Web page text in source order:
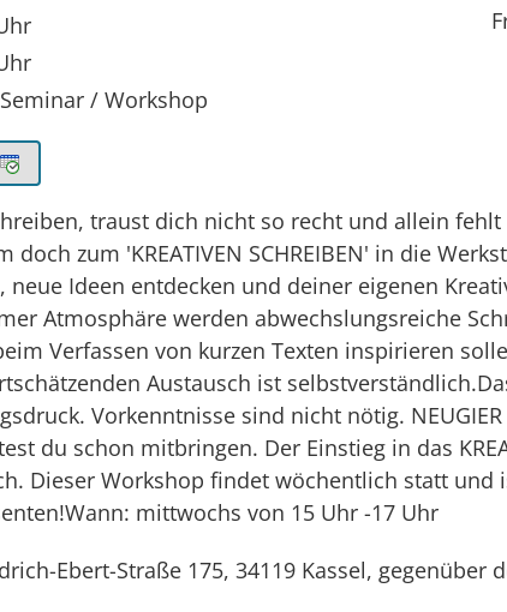
/ Workshop
traust dich nicht so recht und allein
doch zum 'KREATIVEN SCHREIBEN' in die
neue Ideen entdecken und deiner eigenen
Atmosphäre werden abwechslungsreiche
Verfassen von kurzen Texten inspirieren
Austausch ist
Vorkenntnisse sind nicht nötig. NEUGIER
du schon mitbringen. Der Einstieg in das
Dieser Workshop findet wöchentlich statt und
mittwochs von 15 Uhr -17 Uhr
Ebert-Straße 175, 34119 Kassel, gegenüber